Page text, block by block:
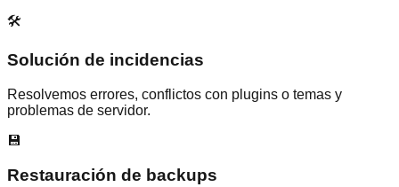
🛠️
Solución de incidencias
Resolvemos errores, conflictos con plugins o temas y
problemas de servidor.
💾
Restauración de backups